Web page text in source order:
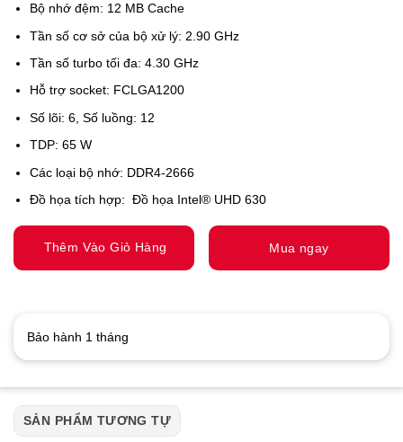
Bộ nhớ đệm: 12 MB Cache
Tần số cơ sở của bộ xử lý: 2.90 GHz
Tần số turbo tối đa: 4.30 GHz
Hỗ trợ socket: FCLGA1200
Số lõi: 6, Số luồng: 12
TDP: 65 W
Các loại bộ nhớ: DDR4-2666
Đồ họa tích hợp: Đồ họa Intel® UHD 630
Thêm Vào Giỏ Hàng Mua ngay
Bảo hành 1 tháng
SẢN PHẨM TƯƠNG TỰ